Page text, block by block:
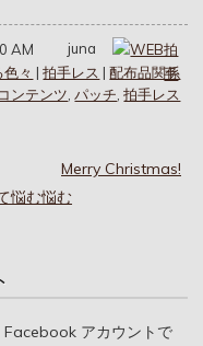
AM
juna
々 |拍手レス |配布品関係
ンテンツ ,パッチ ,拍手レス
Merry Christmas!
悩む悩む
アカウントで